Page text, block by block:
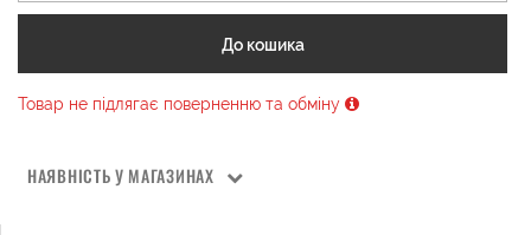
До кошика
Товар не підлягає поверненню та обміну
НАЯВНІСТЬ У МАГАЗИНАХ